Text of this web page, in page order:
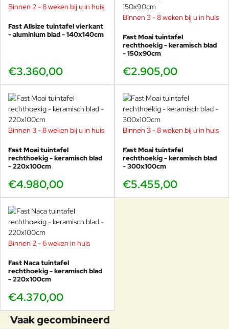
Binnen 2 - 8 weken bij u in huis
Fast Allsize tuintafel vierkant
- aluminium blad - 140x140cm
€3.360,00
Binnen 3 - 8 weken bij u in huis
Fast Moai tuintafel
rechthoekig - keramisch blad
- 150x90cm
€2.905,00
Binnen 3 - 8 weken bij u in huis
Fast Moai tuintafel
rechthoekig - keramisch blad
- 220x100cm
€4.980,00
Binnen 3 - 8 weken bij u in huis
Fast Moai tuintafel
rechthoekig - keramisch blad
- 300x100cm
€5.455,00
Binnen 2 - 6 weken in huis
Fast Naca tuintafel
rechthoekig - keramisch blad
- 220x100cm
€4.370,00
Vaak gecombineerd